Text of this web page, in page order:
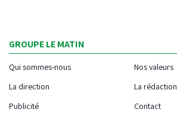
GROUPE LE MATIN
Qui sommes-nous
Nos valeurs
La direction
La rédaction
Publicité
Contact